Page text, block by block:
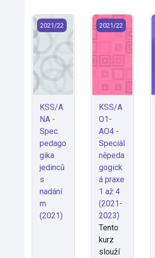
KSS/ANA - Spec. pedagogika
2021/22
KSS/A
NA -
Spec.
pedago
gika
jedinců
s
nadání
m
(2021)
KSS/AO1-AO4
2021/22
KSS/A
O1-
AO4 -
Speciál
něpeda
gogick
á praxe
1 až 4
(2021-
2023)
Tento
kurz
slouží